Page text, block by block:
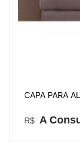
CAPA PARA
R$ A